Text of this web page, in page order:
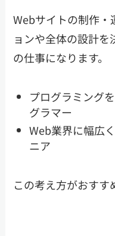
Webサイトの制作・
ョンや全体の設計
の仕事になります。
プログラミング
グラマー
Web業界に幅広
ニア
この考え方がおすす